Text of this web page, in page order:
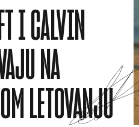
I CALVIN
NA
LETOVANJU